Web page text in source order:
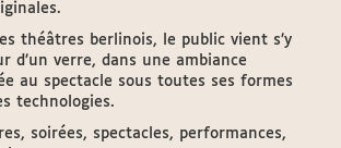
théâtres berlinois, le public vient s’y
d’un verre, dans une ambiance
au spectacle sous toutes ses formes
technologies.
soirées, spectacles, performances,